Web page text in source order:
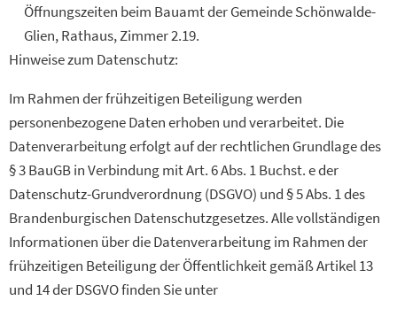
Öffnungszeiten beim Bauamt der Gemeinde Schönwalde-
Glien, Rathaus, Zimmer 2.19.
Hinweise zum Datenschutz:
Im Rahmen der frühzeitigen Beteiligung werden
personenbezogene Daten erhoben und verarbeitet. Die
Datenverarbeitung erfolgt auf der rechtlichen Grundlage des
§ 3 BauGB in Verbindung mit Art. 6 Abs. 1 Buchst. e der
Datenschutz-Grundverordnung (DSGVO) und § 5 Abs. 1 des
Brandenburgischen Datenschutzgesetzes. Alle vollständigen
Informationen über die Datenverarbeitung im Rahmen der
frühzeitigen Beteiligung der Öffentlichkeit gemäß Artikel 13
und 14 der DSGVO finden Sie unter